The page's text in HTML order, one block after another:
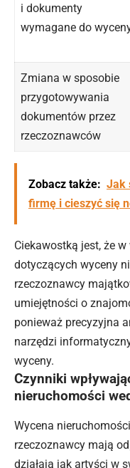
i dokumenty
wymagane do
Zmiana w sposobie
przygotowywania
dokumentów przez
rzeczoznawców
Zobacz także: Jak
firmę i cieszyć się
Ciekawostką jest, że
dotyczących wyceny
rzeczoznawcy
umiejętności o
ponieważ precyzyjna
narzędzi
wyceny.
Czynniki
nieruchomości
Wycena
rzeczoznawcy mają
działają jak artyści w